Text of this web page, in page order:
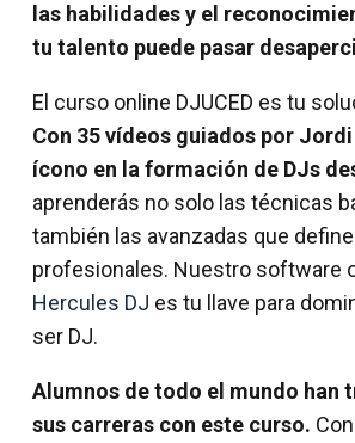
las habilidades y el
tu talento puede pasar
El curso online DJUCED es tu
Con 35 vídeos guiados por
ícono en la formación de DJs
aprenderás no solo las técnicas
también las avanzadas que
profesionales. Nuestro software
Hercules DJ es tu llave para
ser DJ.
Alumnos de todo el mundo han
sus carreras con este curso.